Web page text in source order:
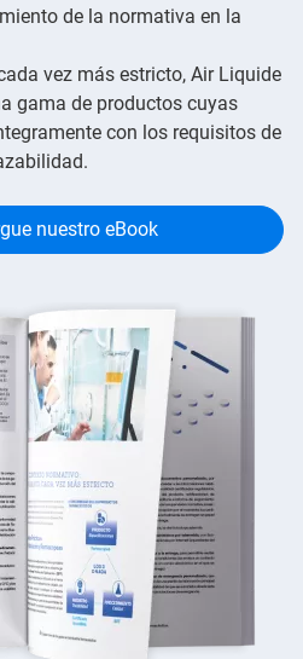
de la normativa en la
vez más estricto, Air Liquide
gama de productos cuyas
con los requisitos de
nuestro eBook